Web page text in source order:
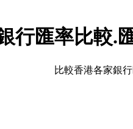
行匯率比較.
比較香港各家銀